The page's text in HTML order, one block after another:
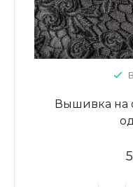
Вышивка на